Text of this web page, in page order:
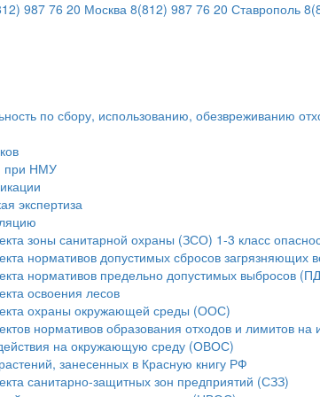
987 76 20 Москва 8(812) 987 76 20 Ставрополь
по сбору, использованию, обезвреживанию
при НМУ
экспертиза
зоны санитарной охраны (ЗСО) 1-3 класс
нормативов допустимых сбросов
нормативов предельно допустимых выбросов
освоения лесов
охраны окружающей среды (ООС)
нормативов образования отходов и лимитов
на окружающую среду (ОВОС)
занесенных в Красную книгу РФ
санитарно-защитных зон предприятий (СЗЗ)